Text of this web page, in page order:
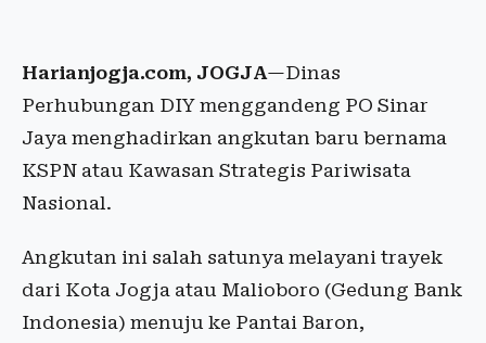
Harianjogja.com, JOGJA—Dinas
Perhubungan DIY menggandeng PO Sinar
Jaya menghadirkan angkutan baru bernama
KSPN atau Kawasan Strategis Pariwisata
Nasional.
Angkutan ini salah satunya melayani trayek
dari Kota Jogja atau Malioboro (Gedung Bank
Indonesia) menuju ke Pantai Baron,